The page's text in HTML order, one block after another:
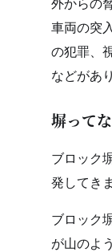
車両の突
の犯罪、
などがあ
塀って
ブロック
発してき
ブロック
が山のよ